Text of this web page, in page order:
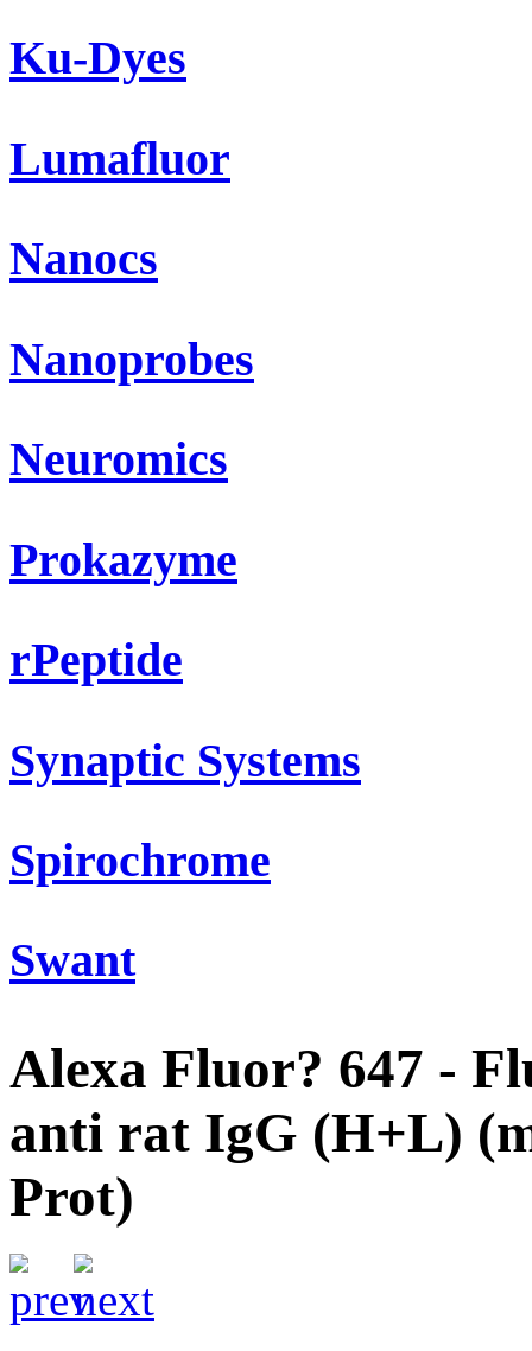
Ku-Dyes
Lumafluor
Nanocs
Nanoprobes
Neuromics
Prokazyme
rPeptide
Synaptic Systems
Spirochrome
Swant
Alexa Fluor? 647 -
anti rat IgG (H+L)
Prot)